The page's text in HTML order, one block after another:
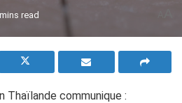
read
Thaïlande communique :